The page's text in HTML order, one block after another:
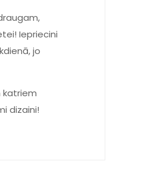
Iepriecini
jo
katriem
dizaini!